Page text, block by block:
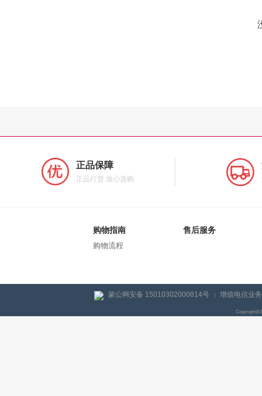
正品保障
正品行货 放心选购
购物指南
购物流程
售后服务
蒙公网安备 15010302000814号 | 增值电信业